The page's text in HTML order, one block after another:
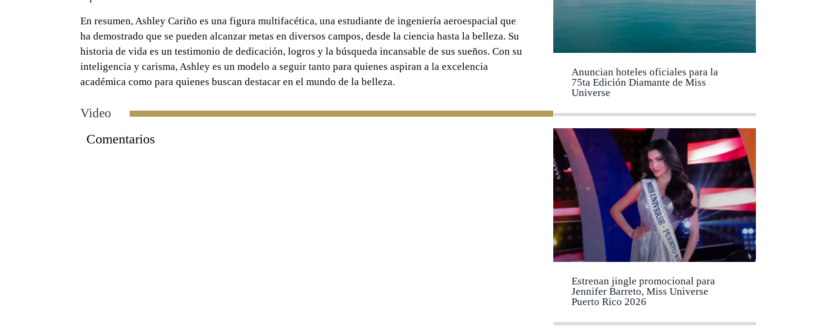
En resumen, Ashley Cariño es una figura multifacética, una estudiante de ingeniería aeroespacial que
ha demostrado que se pueden alcanzar metas en diversos campos, desde la ciencia hasta la belleza. Su
historia de vida es un testimonio de dedicación, logros y la búsqueda incansable de sus sueños. Con su
inteligencia y carisma, Ashley es un modelo a seguir tanto para quienes aspiran a la excelencia
académica como para quienes buscan destacar en el mundo de la belleza.
Video
Comentarios
Anuncian hoteles oficiales para la
75ta Edición Diamante de Miss
Universe
Estrenan jingle promocional para
Jennifer Barreto, Miss Universe
Puerto Rico 2026